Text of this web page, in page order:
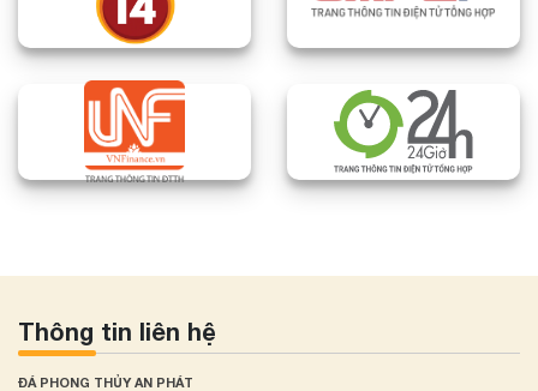
Thông tin liên hệ
ĐÁ PHONG THỦY AN PHÁT